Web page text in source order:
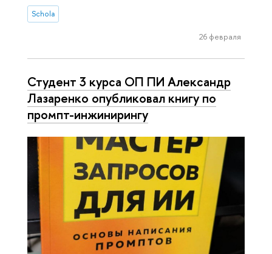
Schola
26 февраля
Студент 3 курса ОП ПИ Александр
Лазаренко опубликовал книгу по
промпт-инжинирингу